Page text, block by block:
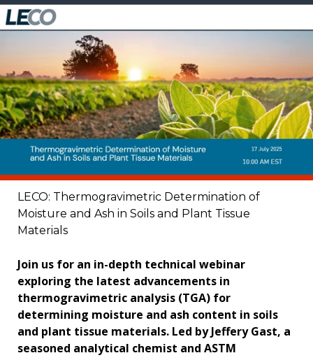
LECO: Thermogravimetric Determination of
Moisture and Ash in Soils and Plant Tissue
Materials
Join us for an in-depth technical webinar
exploring the latest advancements in
thermogravimetric analysis (TGA) for
determining moisture and ash content in soils
and plant tissue materials. Led by Jeffery Gast, a
seasoned analytical chemist and ASTM